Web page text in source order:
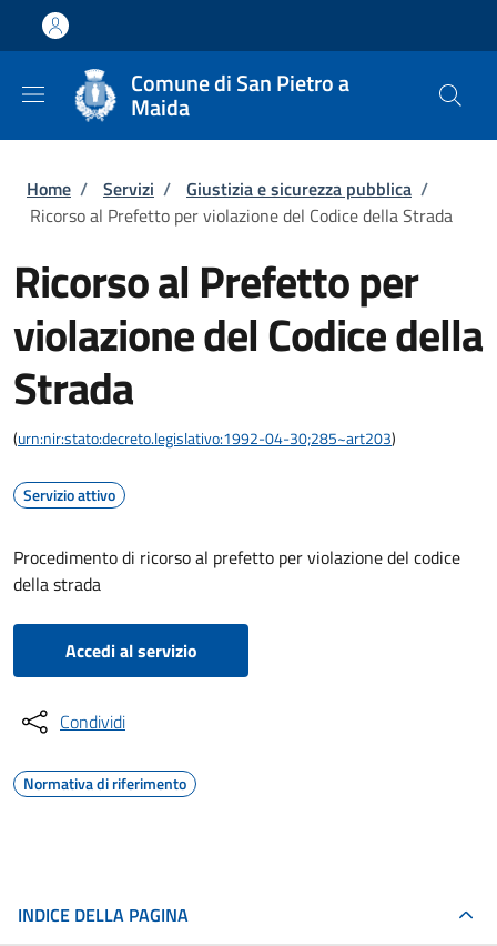
Salta al contenuto principale
Skip to footer content
Comune di San Pietro a
Maida
Briciole di pane
Home / Servizi / Giustizia e sicurezza pubblica /
Ricorso al Prefetto per violazione del Codice della Strada
Ricorso al Prefetto per
violazione del Codice della
Strada
(urn:nir:stato:decreto.legislativo:1992-04-30;285~art203)
Servizio attivo
Procedimento di ricorso al prefetto per violazione del codice
della strada
Accedi al servizio
Condividi
Normativa di riferimento
INDICE DELLA PAGINA